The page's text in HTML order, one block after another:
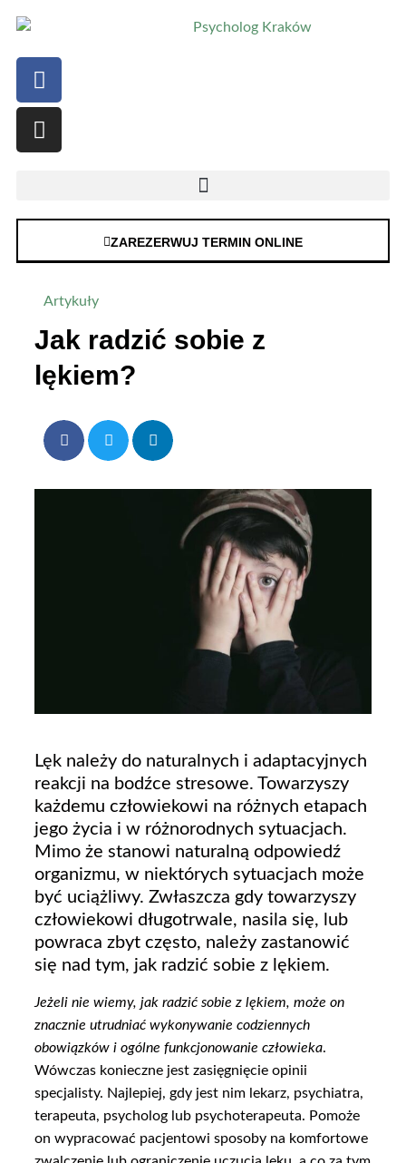
ZAREZERWUJ TERMIN ONLINE
Artykuły
Jak radzić sobie z
lękiem?
Lęk należy do naturalnych i adaptacyjnych
reakcji na bodźce stresowe. Towarzyszy
każdemu człowiekowi na różnych etapach
jego życia i w różnorodnych sytuacjach.
Mimo że stanowi naturalną odpowiedź
organizmu, w niektórych sytuacjach może
być uciążliwy. Zwłaszcza gdy towarzyszy
człowiekowi długotrwale, nasila się, lub
powraca zbyt często, należy zastanowić
się nad tym, jak radzić sobie z lękiem.
Jeżeli nie wiemy, jak radzić sobie z lękiem, może on
znacznie utrudniać wykonywanie codziennych
obowiązków i ogólne funkcjonowanie człowieka.
Wówczas konieczne jest zasięgnięcie opinii
specjalisty. Najlepiej, gdy jest nim lekarz, psychiatra,
terapeuta, psycholog lub psychoterapeuta. Pomoże
on wypracować pacjentowi sposoby na komfortowe